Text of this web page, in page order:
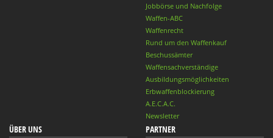
Jobbörse und Nachfolge
Waffen-ABC
Waffenrecht
Rund um den Waffenkauf
Beschussämter
Waffensachverständige
Ausbildungsmöglichkeiten
Erbwaffenblockierung
A.E.C.A.C.
Newsletter
ÜBER UNS PARTNER